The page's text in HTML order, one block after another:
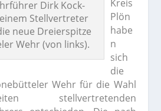
Dirk Kock-
Stellvertreter
neue Dreierspitze
Wehr (von links).
Kreis
Plön
habe
n
sich
die
Wehr für die Wahl
stellvertretenden